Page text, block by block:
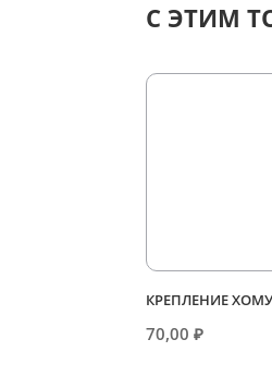
С ЭТИМ
КРЕПЛЕНИЕ
70,00₽